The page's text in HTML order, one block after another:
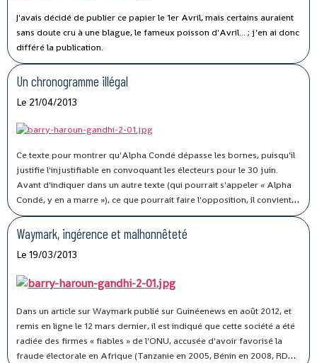
J'avais décidé de publier ce papier le 1er Avril, mais certains auraient
sans doute cru à une blague, le fameux poisson d'Avril... ; j'en ai donc
différé la publication.
Un chronogramme illégal
Le 21/04/2013
Ce texte pour montrer qu'Alpha Condé dépasse les bornes, puisqu'il
justifie l'injustifiable en convoquant les électeurs pour le 30 juin.
Avant d'indiquer dans un autre texte (qui pourrait s'appeler « Alpha
Condé, y en a marre »), ce que pourrait faire l'opposition, il convient
ici d'examiner le chronogramme d'Alpha Condé, qui veut une fois de
plus escroquer les Guinéens.
Waymark, ingérence et malhonnêteté
Le 19/03/2013
Dans un article sur Waymark publié sur Guinéenews en août 2012, et
remis en ligne le 12 mars dernier, il est indiqué que cette société a été
radiée des firmes « fiables » de l'ONU, accusée d'avoir favorisé la
fraude électorale en Afrique (Tanzanie en 2005, Bénin en 2008, RDC